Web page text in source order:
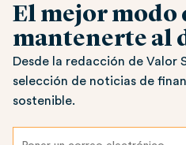
El mejor modo
mantenerte al
Desde la redacción de Valor
selección de noticias de
sostenible.